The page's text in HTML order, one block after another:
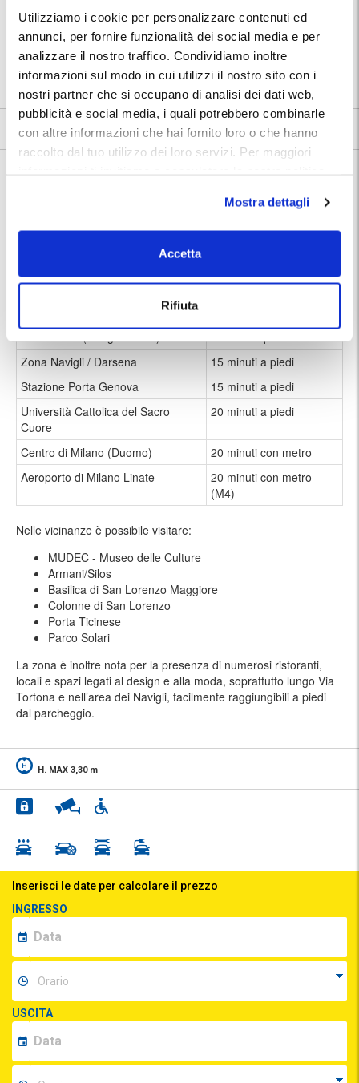
Utilizziamo i cookie per personalizzare contenuti ed
annunci, per fornire funzionalità dei social media e per
analizzare il nostro traffico. Condividiamo inoltre
informazioni sul modo in cui utilizzi il nostro sito con i
nostri partner che si occupano di analisi dei dati web,
pubblicità e social media, i quali potrebbero combinarle
con altre informazioni che hai fornito loro o che hanno
raccolto dal tuo utilizzo dei loro servizi. Per maggiori
Mostra dettagli
Accetta
Rifiuta
🔧 Servizi aggiuntivi:
autolavaggio, gommista,
⭐ Votato dai clienti: 8.9
📍 Destinazioni servite:
|Milano
8.9 13 recensioni Vedi tutte
rapidamente con il centro città e le principali zone di Milano.
storico oppure all’area di Porta Genova. L’aeroporto di Linate è
Zona Navigli / Darsena
15 minuti a piedi
Stazione Porta Genova
15 minuti a piedi
Università Cattolica del Sacro
Cuore
20 minuti a piedi
Centro di Milano (Duomo)
20 minuti con metro
Aeroporto di Milano Linate
20 minuti con metro
(M4)
Nelle vicinanze è possibile visitare:
MUDEC - Museo delle Culture
Armani/Silos
Basilica di San Lorenzo Maggiore
Colonne di San Lorenzo
Porta Ticinese
Parco Solari
La zona è inoltre nota per la presenza di numerosi ristoranti,
locali e spazi legati al design e alla moda, soprattutto lungo Via
Tortona e nell’area dei Navigli, facilmente raggiungibili a piedi
dal parcheggio.
H. MAX 3,30 m
Inserisci le date per calcolare il prezzo
INGRESSO
USCITA